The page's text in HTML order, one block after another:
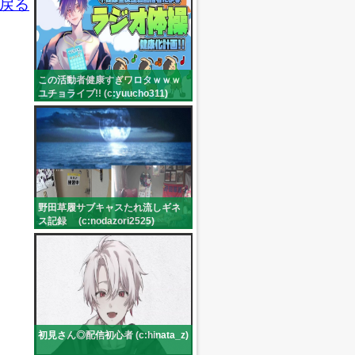
る
この活動者健康すぎワロタｗｗｗ
ユチョライブ!! (c:yuucho311)
野田草履サブキャスたれ流しギネ
ス記録 (c:nodazori2525)
初見さん◎配信初心者 (c:hinata_z)